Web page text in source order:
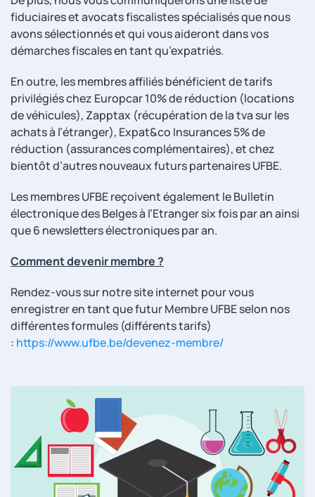
fiduciaires et avocats fiscalistes spécialisés que nous
avons sélectionnés et qui vous aideront dans vos
démarches fiscales en tant qu’expatriés.
En outre, les membres affiliés bénéficient de tarifs
privilégiés chez Europcar 10% de réduction (locations
de véhicules), Zapptax (récupération de la tva sur les
achats à l’étranger), Expat&co Insurances 5% de
réduction (assurances complémentaires), et chez
bientôt d’autres nouveaux futurs partenaires UFBE.
Les membres UFBE reçoivent également le Bulletin
électronique des Belges à l’Etranger six fois par an ainsi
que 6 newsletters électroniques par an.
Comment devenir membre ?
Rendez-vous sur notre site internet pour vous
enregistrer en tant que futur Membre UFBE selon nos
différentes formules (différents tarifs)
: https://www.ufbe.be/devenez-membre/